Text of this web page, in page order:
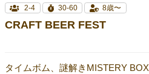
2-4
30-60 8歳〜
CRAFT BEER FEST
タイムボム、謎解きMISTERY